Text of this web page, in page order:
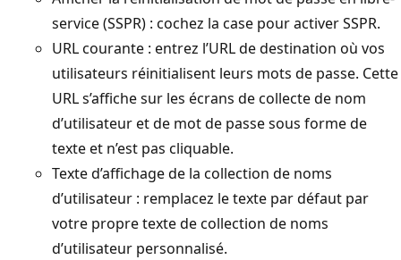
service (SSPR) : cochez la case pour activer SSPR.
URL courante : entrez l’URL de destination où vos
utilisateurs réinitialisent leurs mots de passe. Cette
URL s’affiche sur les écrans de collecte de nom
d’utilisateur et de mot de passe sous forme de
texte et n’est pas cliquable.
Texte d’affichage de la collection de noms
d’utilisateur : remplacez le texte par défaut par
votre propre texte de collection de noms
d’utilisateur personnalisé.